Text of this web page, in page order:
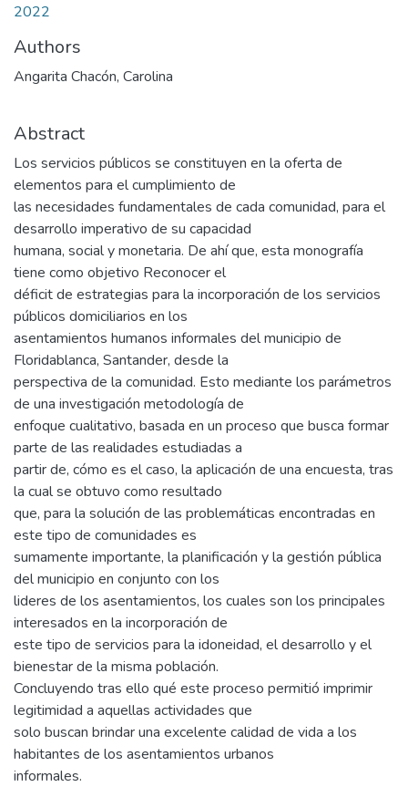
2022
Authors
Angarita Chacón, Carolina
Abstract
Los servicios públicos se constituyen en la oferta de
elementos para el cumplimiento de
las necesidades fundamentales de cada comunidad, para el
desarrollo imperativo de su capacidad
humana, social y monetaria. De ahí que, esta monografía
tiene como objetivo Reconocer el
déficit de estrategias para la incorporación de los servicios
públicos domiciliarios en los
asentamientos humanos informales del municipio de
Floridablanca, Santander, desde la
perspectiva de la comunidad. Esto mediante los parámetros
de una investigación metodología de
enfoque cualitativo, basada en un proceso que busca formar
parte de las realidades estudiadas a
partir de, cómo es el caso, la aplicación de una encuesta, tras
la cual se obtuvo como resultado
que, para la solución de las problemáticas encontradas en
este tipo de comunidades es
sumamente importante, la planificación y la gestión pública
del municipio en conjunto con los
lideres de los asentamientos, los cuales son los principales
interesados en la incorporación de
este tipo de servicios para la idoneidad, el desarrollo y el
bienestar de la misma población.
Concluyendo tras ello qué este proceso permitió imprimir
legitimidad a aquellas actividades que
solo buscan brindar una excelente calidad de vida a los
habitantes de los asentamientos urbanos
informales.